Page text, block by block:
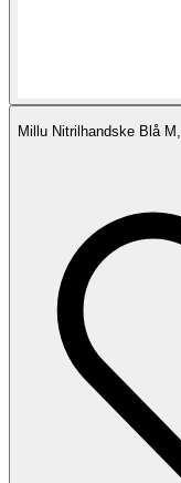
Millu Nitrilhandske Blå